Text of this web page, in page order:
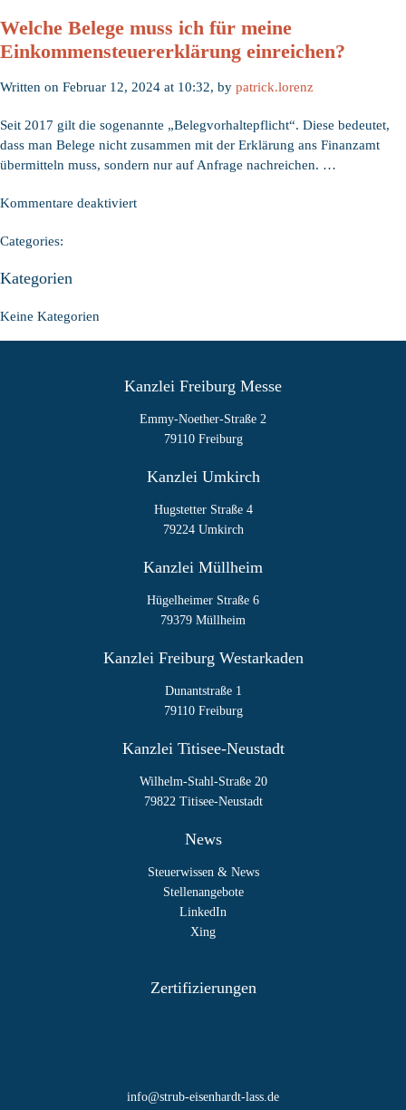
Einkommensteuer­
erklärung
Welche Belege muss ich für meine
Einkommensteuer­erklärung einreichen?
Written on Februar 12, 2024 at 10:32, by patrick.lorenz
Seit 2017 gilt die sogenannte „Belegvorhaltepflicht“. Diese bedeutet,
dass man Belege nicht zusammen mit der Erklärung ans Finanzamt
übermitteln muss, sondern nur auf Anfrage nachreichen. …
Kommentare deaktiviertfür
Einkommensteuer­
einreichen?
Categories:
Kategorien
Keine Kategorien
Kanzlei Freiburg Messe
Emmy-Noether-Straße 2
79110 Freiburg
Kanzlei Umkirch
Hugstetter Straße 4
79224 Umkirch
Kanzlei Müllheim
Hügelheimer Straße 6
79379 Müllheim
Kanzlei Freiburg Westarkaden
Dunantstraße 1
79110 Freiburg
Kanzlei Titisee-Neustadt
Wilhelm-Stahl-Straße 20
79822 Titisee-Neustadt
News
Steuerwissen & News
Stellenangebote
LinkedIn
Xing
Zertifizierungen
info@strub-eisenhardt-lass.de